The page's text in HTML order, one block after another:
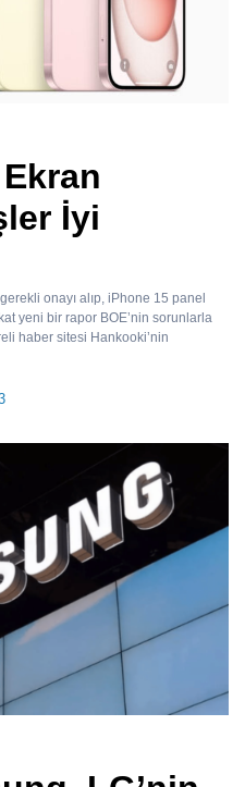
İyi
onayı alıp, iPhone 15 panel
yeni bir rapor BOE’nin sorunlarla
haber sitesi Hankooki’nin